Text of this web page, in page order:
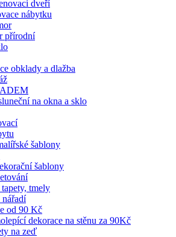
dveří
nábytku
přírodní
obklady a dlažba
na okna a sklo
šablony
šablony
tmely
nářadí
od 90 Kč
dekorace na stěnu za 90Kč
na zeď